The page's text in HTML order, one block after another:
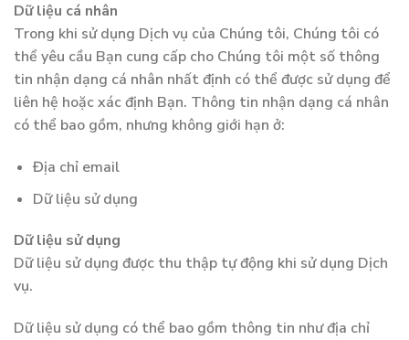
Dữ liệu cá nhân
Trong khi sử dụng Dịch vụ của Chúng tôi, Chúng tôi có
thể yêu cầu Bạn cung cấp cho Chúng tôi một số thông
tin nhận dạng cá nhân nhất định có thể được sử dụng để
liên hệ hoặc xác định Bạn. Thông tin nhận dạng cá nhân
có thể bao gồm, nhưng không giới hạn ở:
Địa chỉ email
Dữ liệu sử dụng
Dữ liệu sử dụng
Dữ liệu sử dụng được thu thập tự động khi sử dụng Dịch
vụ.
Dữ liệu sử dụng có thể bao gồm thông tin như địa chỉ